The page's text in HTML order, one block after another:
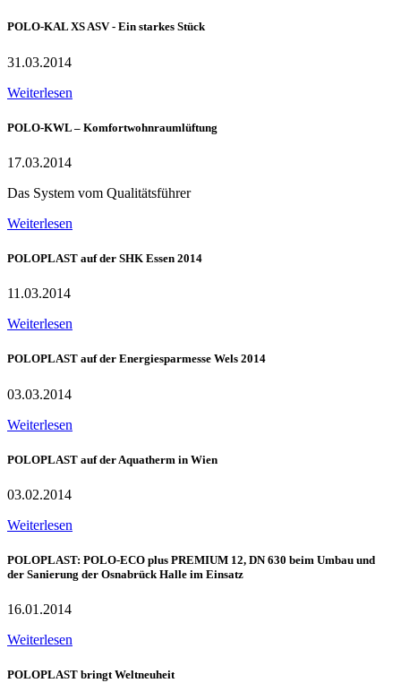
POLO-KAL XS ASV - Ein starkes Stück
31.03.2014
Weiterlesen
POLO-KWL – Komfortwohnraumlüftung
17.03.2014
Das System vom Qualitätsführer
Weiterlesen
POLOPLAST auf der SHK Essen 2014
11.03.2014
Weiterlesen
POLOPLAST auf der Energiesparmesse Wels 2014
03.03.2014
Weiterlesen
POLOPLAST auf der Aquatherm in Wien
03.02.2014
Weiterlesen
POLOPLAST: POLO-ECO plus PREMIUM 12, DN 630 beim Umbau und
der Sanierung der Osnabrück Halle im Einsatz
16.01.2014
Weiterlesen
POLOPLAST bringt Weltneuheit